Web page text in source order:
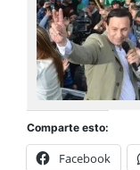
Comparte esto:
Facebook